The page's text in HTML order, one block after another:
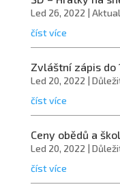
Led 26, 2022 |
číst více
Zvláštní zápis do
Led 20, 2022 |
číst více
Ceny obědů a
Led 20, 2022 |
číst více